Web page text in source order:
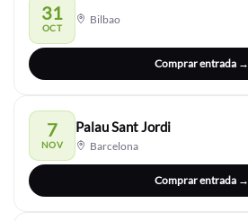
31
OCT
Bilbao
Comprar entrada →
7
NOV
Palau Sant Jordi
Barcelona
Comprar entrada →